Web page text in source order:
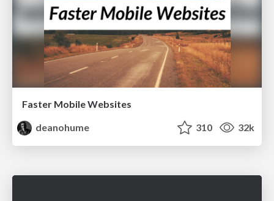
Faster Mobile Websites
deanohume
310 32k